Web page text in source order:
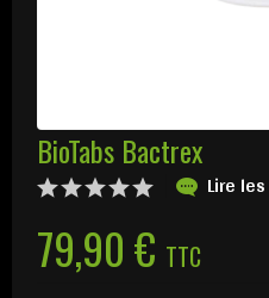
BioTabs Bactrex
Lire
79,90 € TTC